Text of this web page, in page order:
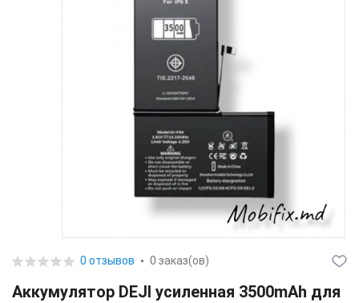
0 отзывов 0 заказ(ов)
Аккумулятор DEJI усиленная 3500mAh для